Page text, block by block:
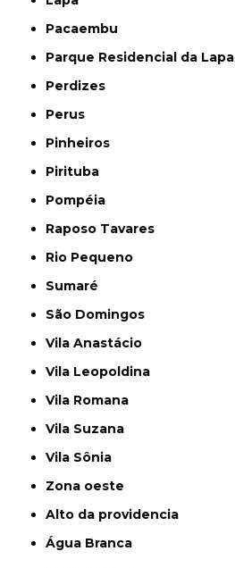
Pacaembu
Parque Residencial da Lapa
Perdizes
Perus
Pinheiros
Pirituba
Pompéia
Raposo Tavares
Rio Pequeno
Sumaré
São Domingos
Vila Anastácio
Vila Leopoldina
Vila Romana
Vila Suzana
Vila Sônia
Zona oeste
alto da providencia
Água Branca